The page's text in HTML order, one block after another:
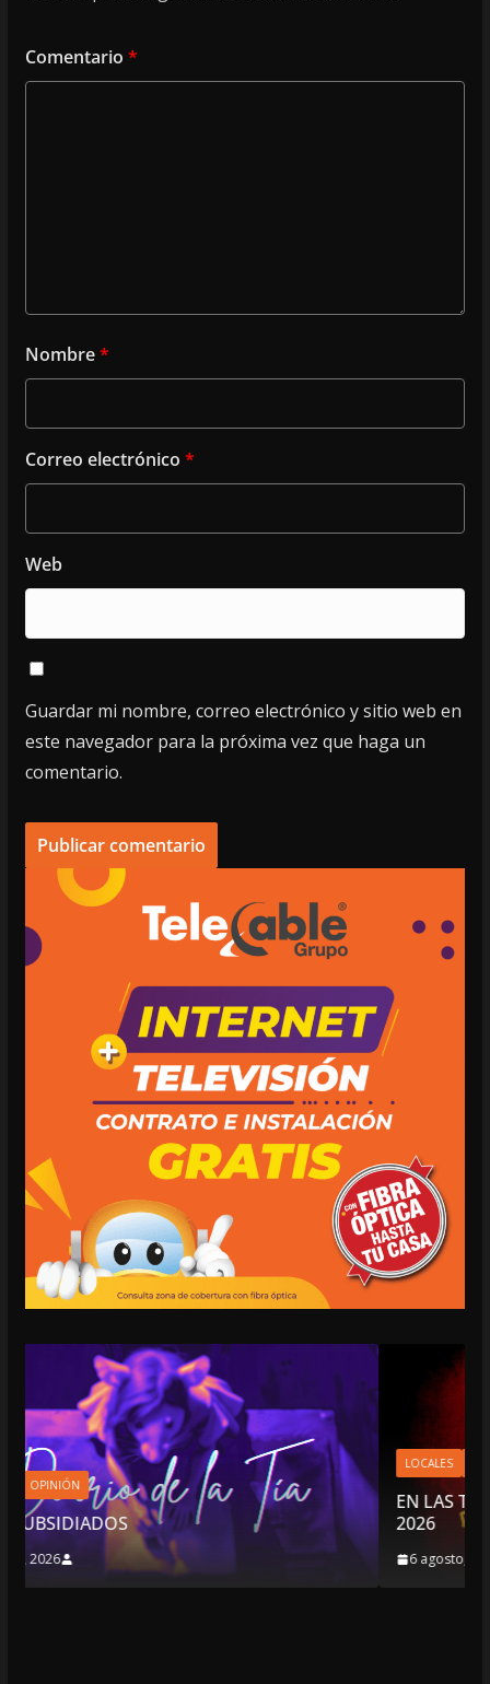
Comentario *
Nombre*
Correo electrónico *
Web
Guardar mi nombre, correo electrónico y sitio web en
este navegador para la próxima vez que haga un
comentario.
LOCALES OPINIÓN
EN LAS TRIPAS DEL JAGUAR: 06 DE AGOSTO
2026
6 agosto, 2026